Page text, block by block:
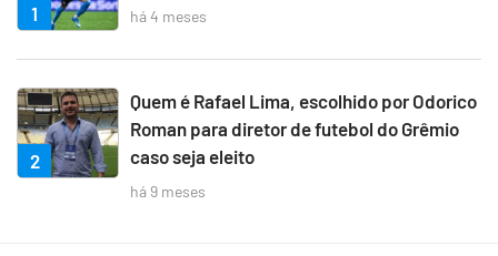
1 há 4 meses
2
Quem é Rafael Lima, escolhido por Odorico
Roman para diretor de futebol do Grêmio
caso seja eleito
há 9 meses